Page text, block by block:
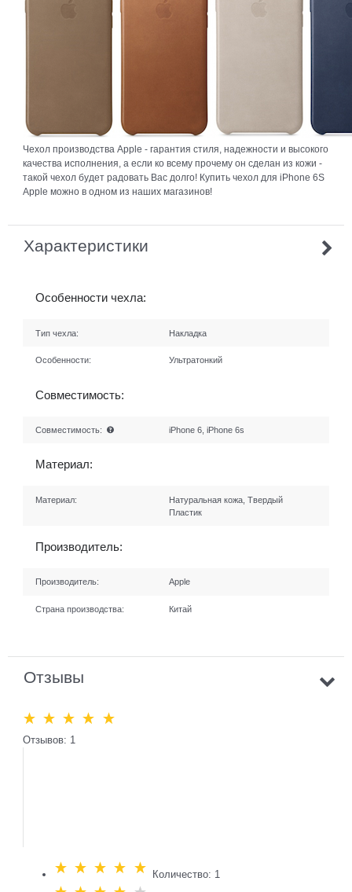
Чехол производства Apple - гарантия стиля, надежности и высокого
качества исполнения, а если ко всему прочему он сделан из кожи -
такой чехол будет радовать Вас долго! Купить чехол для iPhone 6S
Apple можно в одном из наших магазинов!
Характеристики
Особенности чехла:
Тип чехла: Накладка
Особенности: Ультратонкий
Совместимость:
Совместимость: iPhone 6, iPhone 6s
Материал:
Материал:
Натуральная кожа, Твердый
Пластик
Производитель:
Производитель: Apple
Страна производства: Китай
Отзывы
Отзывов: 1
Количество: 1